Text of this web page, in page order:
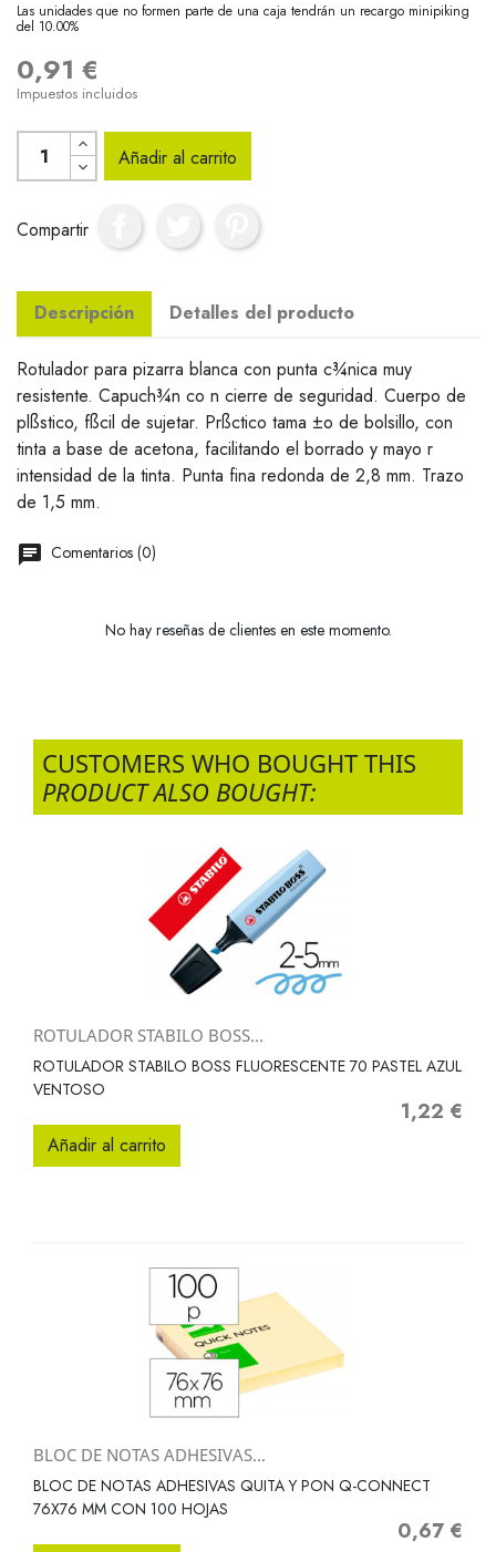
Las unidades que no formen parte de una caja tendrán un recargo minipiking
del 10.00%
0,91 €
Impuestos incluidos
Añadir al carrito
Compartir
Descripción Detalles del producto
Rotulador para pizarra blanca con punta c¾nica muy
resistente. Capuch¾n co n cierre de seguridad. Cuerpo de
plßstico, fßcil de sujetar. Prßctico tama ±o de bolsillo, con
tinta a base de acetona, facilitando el borrado y mayo r
intensidad de la tinta. Punta fina redonda de 2,8 mm. Trazo
de 1,5 mm.
Comentarios (0)
No hay reseñas de clientes en este momento.
CUSTOMERS WHO BOUGHT THIS
PRODUCT ALSO BOUGHT:
ROTULADOR STABILO BOSS...
ROTULADOR STABILO BOSS FLUORESCENTE 70 PASTEL AZUL
VENTOSO
Precio
1,22 €
Añadir al carrito
BLOC DE NOTAS ADHESIVAS...
BLOC DE NOTAS ADHESIVAS QUITA Y PON Q-CONNECT
76X76 MM CON 100 HOJAS
Precio
0,67 €